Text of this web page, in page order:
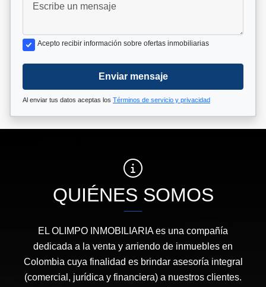
Acepto recibir información sobre ofertas inmobiliarias
Enviar mensaje
Al enviar tus datos aceptas los Términos de servicio y privacidad
QUIÉNES SOMOS
EL OLIMPO INMOBILIARIA es una compañía
dedicada a la venta y arriendo de inmuebles en
Colombia cuya finalidad es brindar asesoría integral
(comercial, jurídica y financiera) a nuestros clientes.